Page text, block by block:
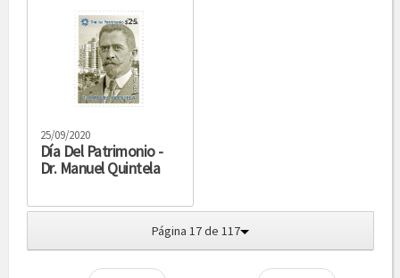
25/09/2020
Día Del Patrimonio -
Dr. Manuel Quintela
Página 17 de 117